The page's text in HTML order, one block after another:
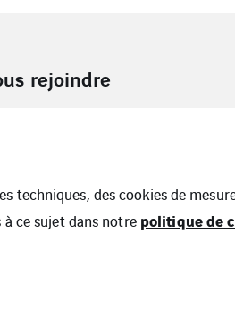
rejoindre
des cookies de
ce sujet dans notre politique de